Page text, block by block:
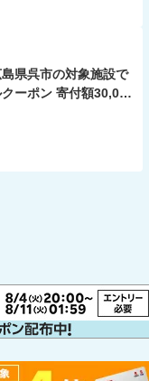
島県呉市の対象施設で
ーポン 寄付額30,000